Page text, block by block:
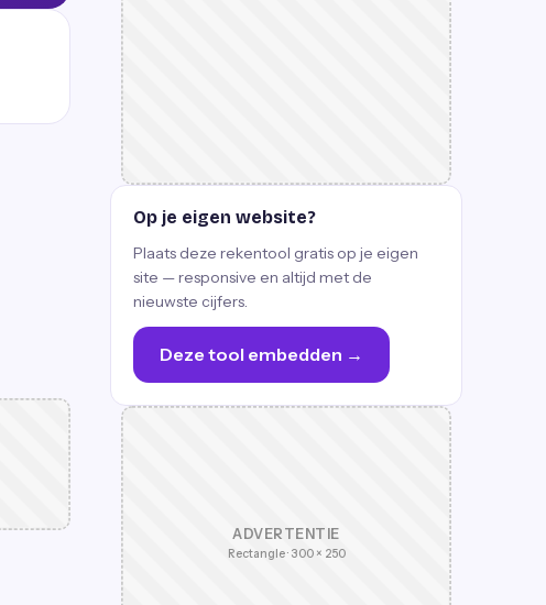
Op je eigen website?
Plaats deze rekentool gratis op je eigen
site — responsive en altijd met de
nieuwste cijfers.
Deze tool embedden →
ADVERTENTIE
Rectangle · 300 × 250